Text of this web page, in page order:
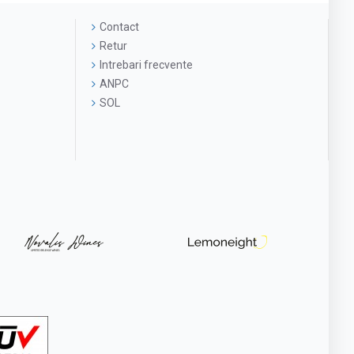
Contact
Retur
Intrebari frecvente
ANPC
SOL